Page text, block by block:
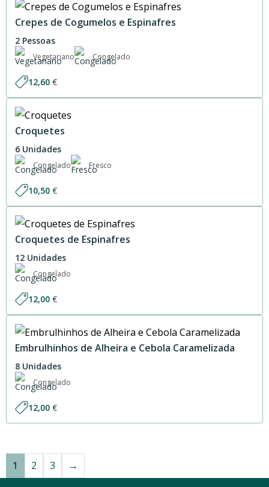
Crepes de Cogumelos e Espinafres
2 Pessoas
Vegetariano Congelado
12,60 €
Croquetes
6 Unidades
Congelado Fresco
10,50 €
Croquetes de Espinafres
12 Unidades
Congelado
12,00 €
Embrulhinhos de Alheira e Cebola Caramelizada
8 Unidades
Congelado
12,00 €
1 2 3 →